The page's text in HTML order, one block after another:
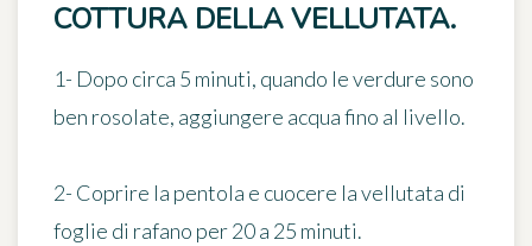
COTTURA DELLA VELLUTATA.
1- Dopo circa 5 minuti, quando le verdure sono
ben rosolate, aggiungere acqua fino al livello.
2- Coprire la pentola e cuocere la vellutata di
foglie di rafano per 20 a 25 minuti.